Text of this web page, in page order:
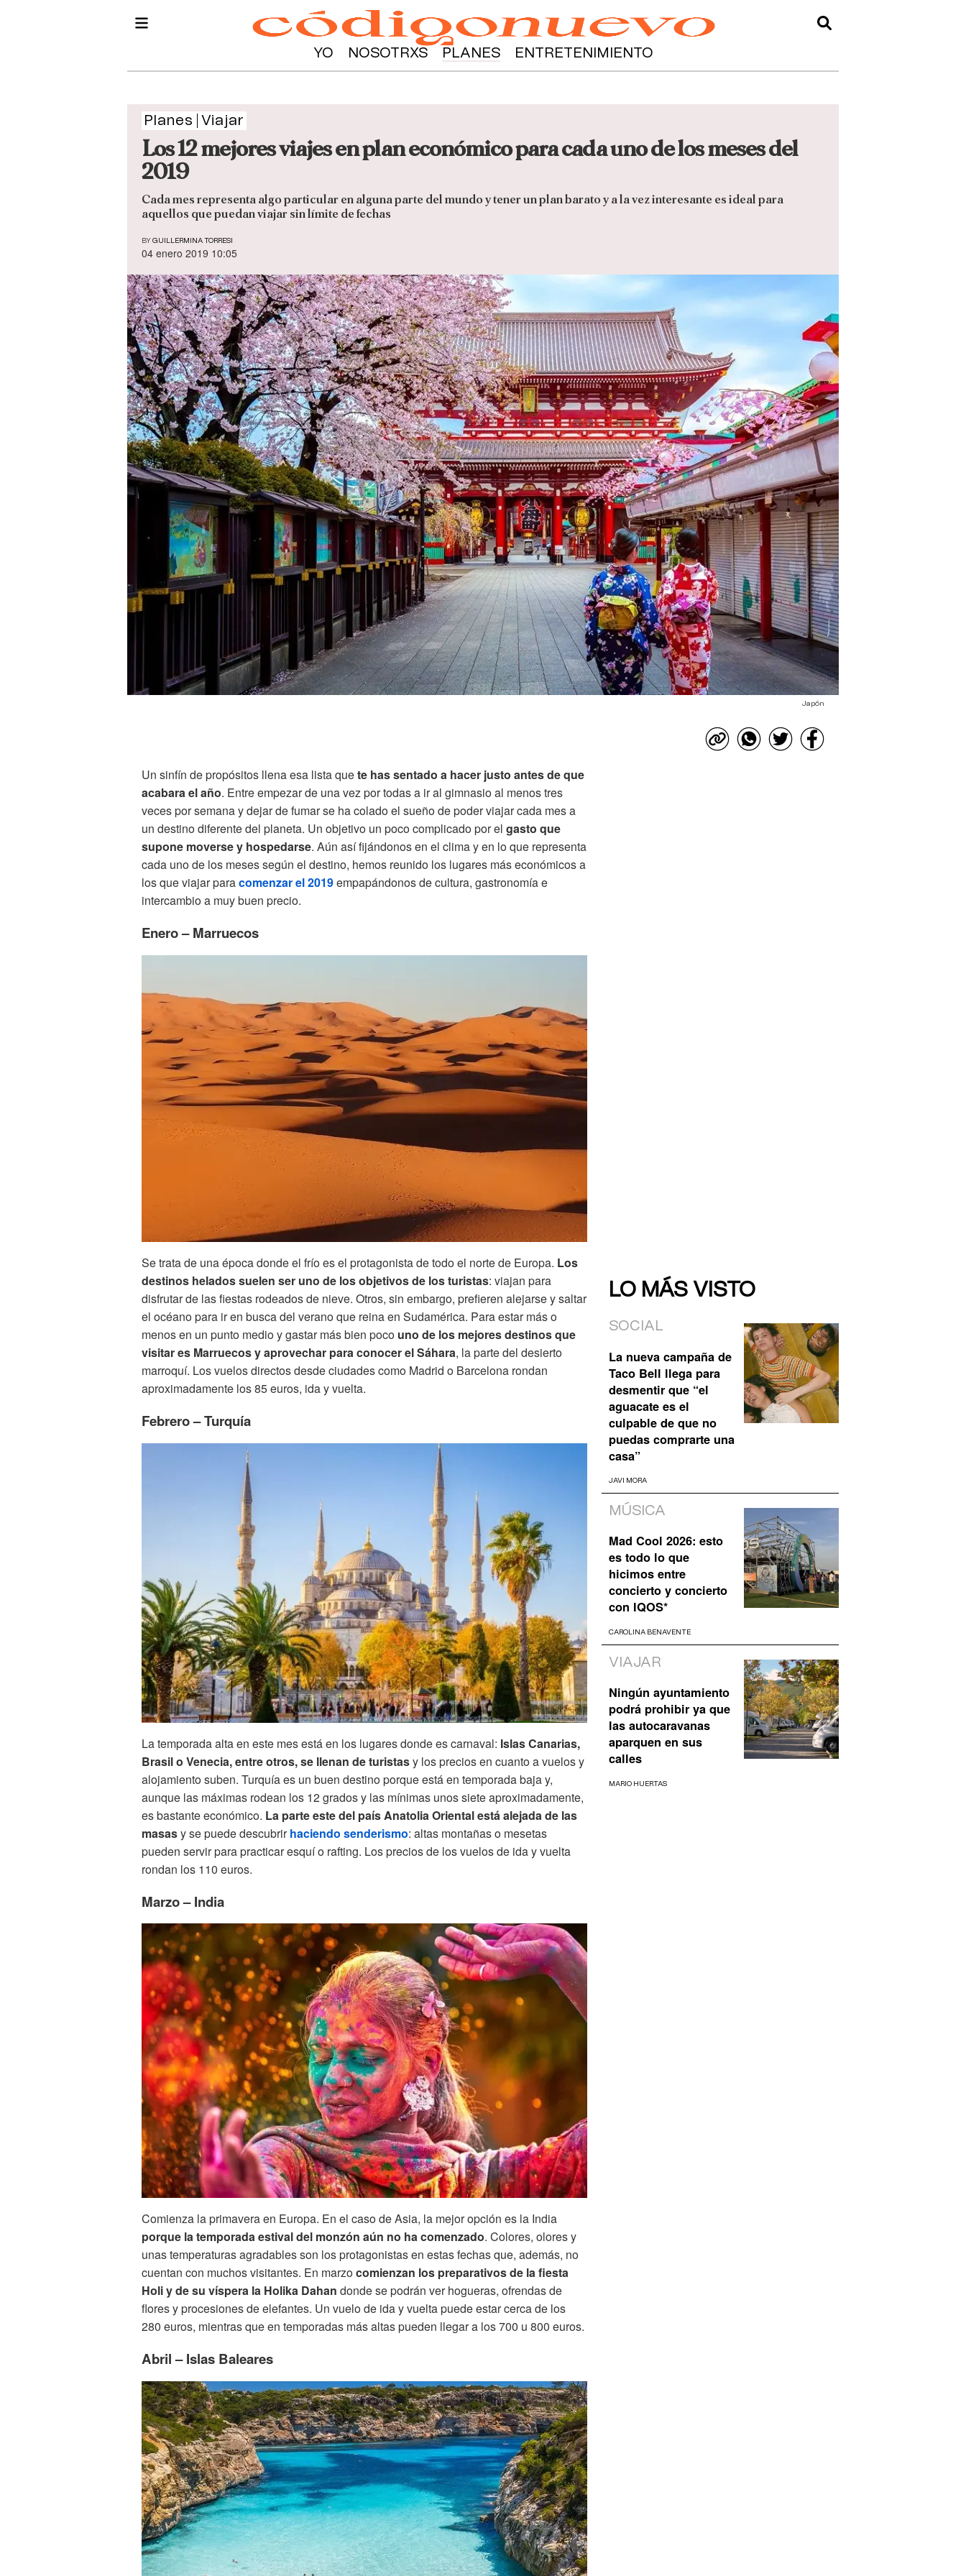
YO NOSOTRXS PLANES ENTRETENIMIENTO
Planes Viajar
Los 12 mejores viajes en plan económico para cada uno de los meses del
2019
Cada mes representa algo particular en alguna parte del mundo y tener un plan barato y a la vez interesante es ideal para
aquellos que puedan viajar sin límite de fechas
BY GUILLERMINA TORRESI
04 enero 2019 10:05
Japón
Un sinfín de propósitos llena esa lista quete has sentado a hacer justo antes de que
acabara el año. Entre empezar de una vez por todas a ir al gimnasio al menos tres
veces por semana y dejar de fumar se ha colado el sueño de poder viajar cada mes a
un destino diferente del planeta. Un objetivo un poco complicado por el gasto que
supone moverse y hospedarse. Aún así fijándonos en el clima y en lo que representa
cada uno de los meses según el destino, hemos reunido los lugares más económicos a
los que viajar paracomenzar el 2019empapándonos de cultura, gastronomía e
intercambio a muy buen precio.
Enero – Marruecos
Se trata de una época donde el frío es el protagonista de todo el norte de Europa. Los
destinos helados suelen ser uno de los objetivos de los turistas: viajan para
disfrutar de las fiestas rodeados de nieve. Otros, sin embargo, prefieren alejarse y saltar
el océano para ir en busca del verano que reina en Sudamérica. Para estar más o
menos en un punto medio y gastar más bien poco uno de los mejores destinos que
visitar es Marruecos y aprovechar para conocer el Sáhara, la parte del desierto
marroquí. Los vuelos directos desde ciudades como Madrid o Barcelona rondan
aproximadamente los 85 euros, ida y vuelta.
Febrero – Turquía
La temporada alta en este mes está en los lugares donde es carnaval: Islas Canarias,
Brasil o Venecia, entre otros, se llenan de turistasy los precios en cuanto a vuelos y
alojamiento suben. Turquía es un buen destino porque está en temporada baja y,
aunque las máximas rodean los 12 grados y las mínimas unos siete aproximadamente,
es bastante económico. La parte este del país Anatolia Oriental está alejada de las
masasy se puede descubrirhaciendo senderismo: altas montañas o mesetas
pueden servir para practicar esquí o rafting. Los precios de los vuelos de ida y vuelta
rondan los 110 euros.
Marzo – India
Comienza la primavera en Europa. En el caso de Asia, la mejor opción es la India
porque la temporada estival del monzón aún no ha comenzado. Colores, olores y
unas temperaturas agradables son los protagonistas en estas fechas que, además, no
cuentan con muchos visitantes. En marzocomienzan los preparativos de la fiesta
Holi y de su víspera la Holika Dahan donde se podrán ver hogueras, ofrendas de
flores y procesiones de elefantes. Un vuelo de ida y vuelta puede estar cerca de los
280 euros, mientras que en temporadas más altas pueden llegar a los 700 u 800 euros.
Abril – Islas Baleares
LO MÁS VISTO
SOCIAL
La nueva campaña de
Taco Bell llega para
desmentir que “el
aguacate es el
culpable de que no
puedas comprarte una
casa”
JAVI MORA
MÚSICA
Mad Cool 2026: esto
es todo lo que
hicimos entre
concierto y concierto
con IQOS*
CAROLINA BENAVENTE
VIAJAR
Ningún ayuntamiento
podrá prohibir ya que
las autocaravanas
aparquen en sus
calles
MARIO HUERTAS